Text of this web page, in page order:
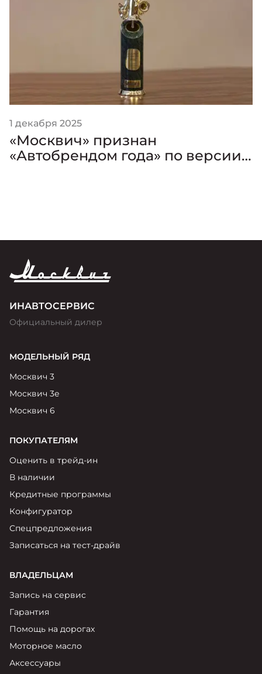
1 декабря 2025
«Москвич» признан
«Автобрендом года» по версии
ИНАВТОСЕРВИС
Официальный дилер
МОДЕЛЬНЫЙ РЯД
Москвич 3
Москвич 3е
Москвич 6
ПОКУПАТЕЛЯМ
Оценить в трейд-ин
В наличии
Кредитные программы
Конфигуратор
Спецпредложения
Записаться на тест-драйв
ВЛАДЕЛЬЦАМ
Запись на сервис
Гарантия
Помощь на дорогах
Моторное масло
Аксессуары